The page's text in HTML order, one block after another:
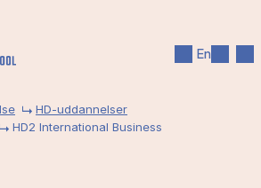
En
HD-uddannelser
HD2 International Business